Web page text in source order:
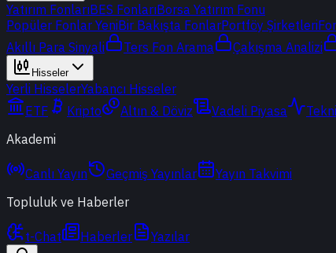
Yatırım FonlarıBES FonlarıBorsa Yatırım Fonu
Popüler Fonlar YeniBir Bakışta FonlarPortföy Şirketleri
Akıllı Para Sinyali
Ters Fon Arama Çakışma Analizi
Hisseler
Yerli HisselerYabancı Hisseler
ETF
Kripto Altın & Döviz Vadeli Piyasa
Akademi
Canlı Yayın Geçmiş Yayınlar
Yayın Takvimi
Topluluk ve Haberler
t-Chat Haberler Yazılar